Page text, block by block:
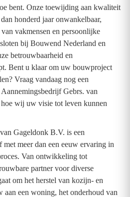
bent. Onze toewijding aan kwaliteit
honderd jaar onwankelbaar,
vakmensen en persoonlijke
bij Bouwend Nederland en
betrouwbaarheid en
Bent u klaar om uw bouwproject
Vraag vandaag nog een
Gebrs. van
wij uw visie tot leven kunnen
Gageldonk B.V. is een
meer dan een eeuw ervaring in
Van ontwikkeling tot
partner voor diverse
om het herstel van kozijn- en
aan een woning, het onderhoud van